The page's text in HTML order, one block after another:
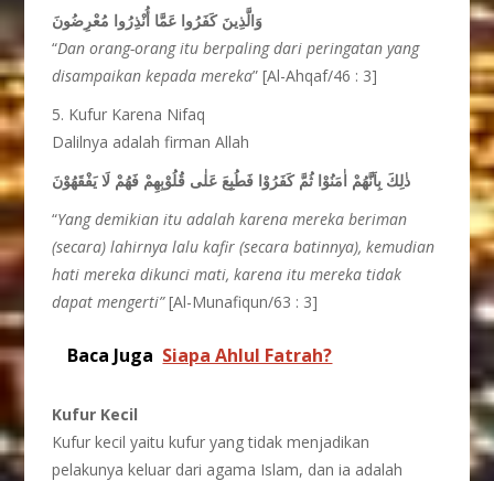
وَالَّذِينَ كَفَرُوا عَمَّا أُنْذِرُوا مُعْرِضُونَ
“Dan orang-orang itu berpaling dari peringatan yang
disampaikan kepada mereka” [Al-Ahqaf/46 : 3]
5. Kufur Karena Nifaq
Dalilnya adalah firman Allah
ذٰلِكَ بِاَنَّهُمْ اٰمَنُوْا ثُمَّ كَفَرُوْا فَطُبِعَ عَلٰى قُلُوْبِهِمْ فَهُمْ لَا يَفْقَهُوْنَ
“Yang demikian itu adalah karena mereka beriman
(secara) lahirnya lalu kafir (secara batinnya), kemudian
hati mereka dikunci mati, karena itu mereka tidak
dapat mengerti”[Al-Munafiqun/63 : 3]
Baca Juga Siapa Ahlul Fatrah?
Kufur Kecil
Kufur kecil yaitu kufur yang tidak menjadikan
pelakunya keluar dari agama Islam, dan ia adalah